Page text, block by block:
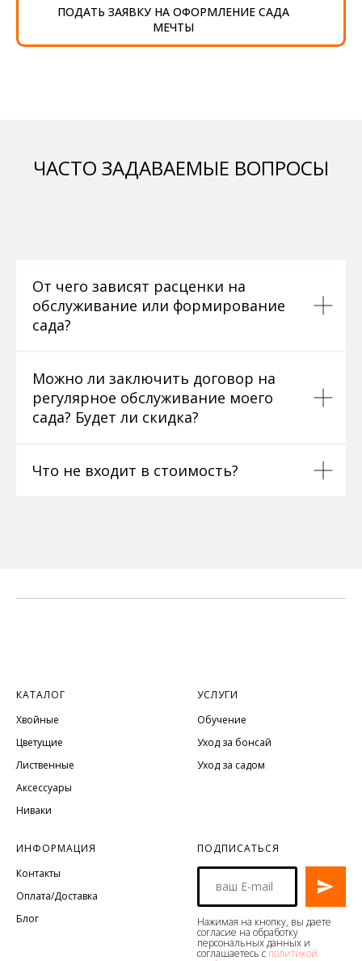
ПОДАТЬ ЗАЯВКУ НА ОФОРМЛЕНИЕ САДА
МЕЧТЫ
ЧАСТО ЗАДАВАЕМЫЕ ВОПРОСЫ
От чего зависят расценки на
обслуживание или формирование
сада?
Можно ли заключить договор на
регулярное обслуживание моего
сада? Будет ли скидка?
Что не входит в стоимость?
КАТАЛОГ
Хвойные
Цветущие
Лиственные
Аксессуары
Ниваки
УСЛУГИ
Обучение
Уход за бонсай
Уход за садом
ИНФОРМАЦИЯ
Контакты
Оплата/Доставка
Блог
ПОДПИСАТЬСЯ
Нажимая на кнопку, вы даете
согласие на обработку
персональных данных и
соглашаетесь сполитикой